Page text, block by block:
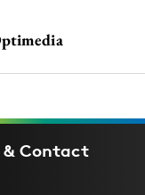
& Contact